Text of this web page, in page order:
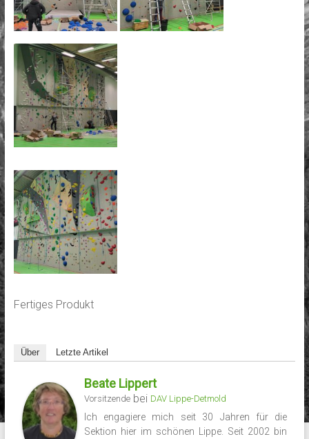
Fertiges Produkt
Über Letzte Artikel
Beate Lippert
Vorsitzendebei DAV Lippe-Detmold
Ich engagiere mich seit 30 Jahren für die
Sektion hier im schönen Lippe. Seit 2002 bin